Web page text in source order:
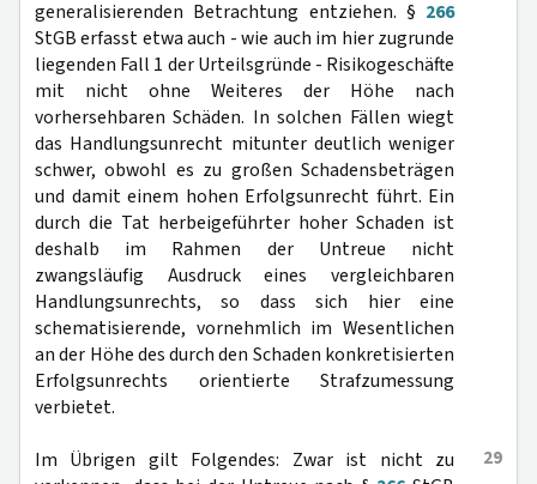
generalisierenden Betrachtung entziehen. § 266
StGB erfasst etwa auch - wie auch im hier zugrunde
liegenden Fall 1 der Urteilsgründe - Risikogeschäfte
mit nicht ohne Weiteres der Höhe nach
vorhersehbaren Schäden. In solchen Fällen wiegt
das Handlungsunrecht mitunter deutlich weniger
schwer, obwohl es zu großen Schadensbeträgen
und damit einem hohen Erfolgsunrecht führt. Ein
durch die Tat herbeigeführter hoher Schaden ist
deshalb im Rahmen der Untreue nicht
zwangsläufig Ausdruck eines vergleichbaren
Handlungsunrechts, so dass sich hier eine
schematisierende, vornehmlich im Wesentlichen
an der Höhe des durch den Schaden konkretisierten
Erfolgsunrechts orientierte Strafzumessung
verbietet.
29
Im Übrigen gilt Folgendes: Zwar ist nicht zu